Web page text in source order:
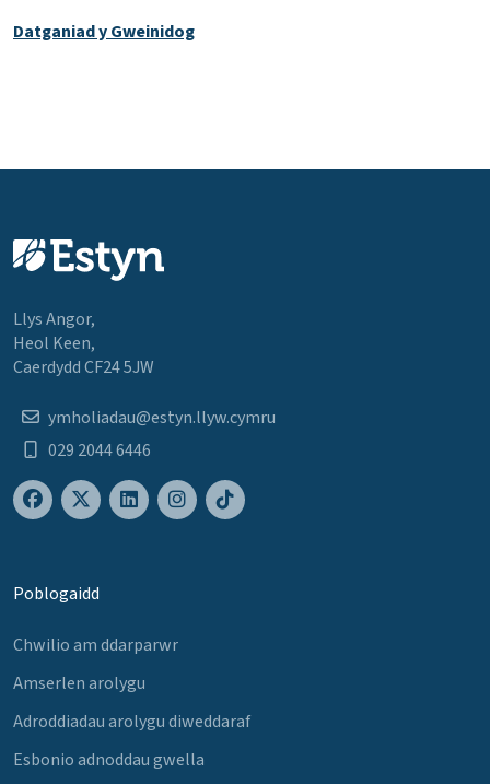
Datganiad y Gweinidog
Llys Angor,
Heol Keen,
Caerdydd CF24 5JW
ymholiadau@estyn.llyw.cymru
029 2044 6446
Poblogaidd
Chwilio am ddarparwr
Amserlen arolygu
Adroddiadau arolygu diweddaraf
Esbonio adnoddau gwella